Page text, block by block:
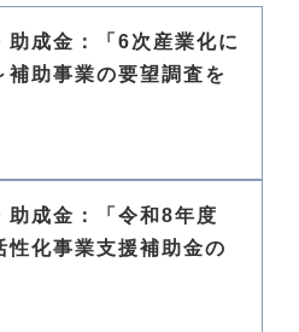
助成金：「6次産業化に
補助事業の要望調査を
助成金：「令和8年度
性化事業支援補助金の